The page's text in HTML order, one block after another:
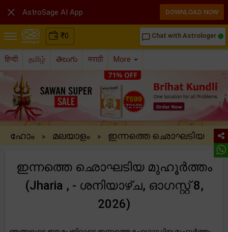
₹0 chat_bubble_outline Chat with Astrologer
हिन्दी தமிழ் తెలుగు मराठी More
ഹോം » മലയാളം » ഇന്നത്തെ ഛൊഘടിയ
ഇന്നത്തെ ഛൊഘടിയ മുഹൂർത്തം
(Jharia , - ശനിയാഴ്ച, ഓഗസ്റ്റ് 8,
2026)
 AstroSage AI App DOWNLOAD NOW